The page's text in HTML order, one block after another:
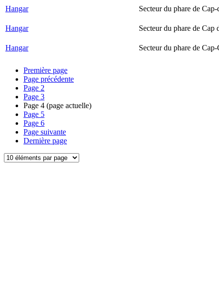
Hangar Secteur du phare de Cap-
Hangar Secteur du phare de Cap
Hangar Secteur du phare de Cap-
Première page
Page précédente
Page 2
Page 3
Page 4 (page actuelle)
Page 5
Page 6
Page suivante
Dernière page